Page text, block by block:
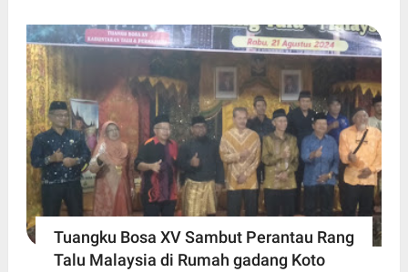
Tuangku Bosa XV Sambut Perantau Rang
Talu Malaysia di Rumah gadang Koto